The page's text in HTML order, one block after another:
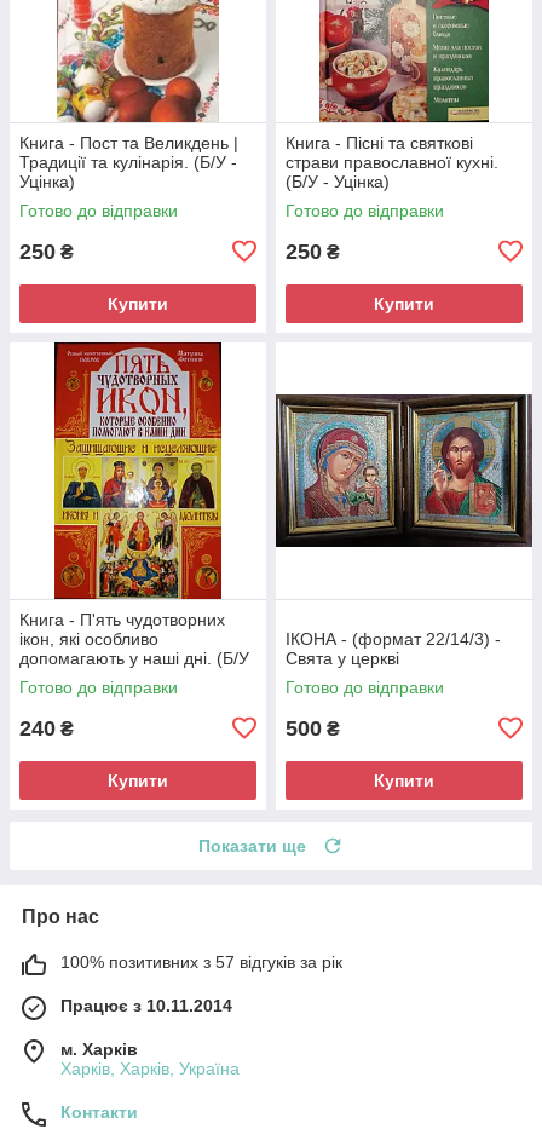
Книга - Пост та Великдень |
Традиції та кулінарія. (Б/У -
Уцінка)
Готово до відправки
250 ₴
Купити
Книга - Пісні та святкові
страви православної кухні.
(Б/У - Уцінка)
Готово до відправки
250 ₴
Купити
Книга - П'ять чудотворних
ікон, які особливо
допомагають у наші дні. (Б/У
- Уцінка)
Готово до відправки
240 ₴
Купити
ІКОНА - (формат 22/14/3) -
Свята у церкві
Готово до відправки
500 ₴
Купити
Показати ще
Про нас
100% позитивних з 57 відгуків за рік
Працює з 10.11.2014
м. Харків
Харків, Харків, Україна
Контакти